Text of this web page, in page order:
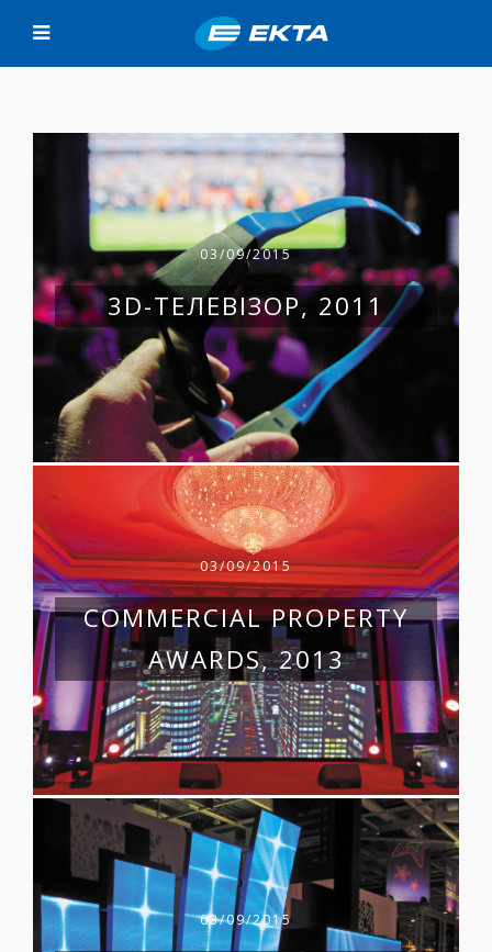
03/09/2015
3D-ТЕЛЕВІЗОР, 2011
03/09/2015
COMMERCIAL PROPERTY
AWARDS, 2013
03/09/2015